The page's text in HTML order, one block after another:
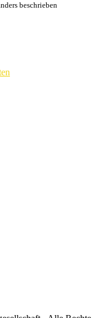
beschrieben